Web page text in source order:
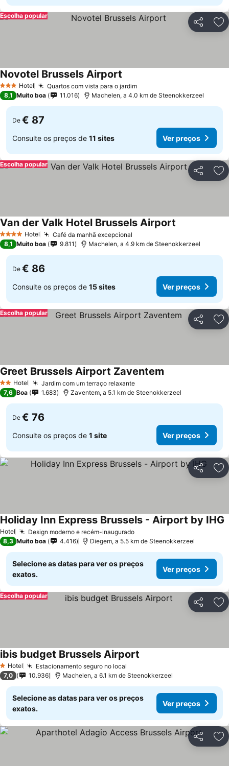
Partilhar
Escolha popular
3 EstrelasHotel Quartos com vista para o jardim
Novotel Brussels Airport
8,1 Muito boa 11.016 Machelen, a 4.0 km de Steenokkerzeel
De € 87
Consulte os preços de 11 sites Ver preços
Partilhar
Escolha popular
4 EstrelasHotel Café da manhã excepcional
Van der Valk Hotel Brussels Airport
8,1 Muito boa 9.811 Machelen, a 4.9 km de Steenokkerzeel
De € 86
Consulte os preços de 15 sites Ver preços
Partilhar
Escolha popular
2 Estrelas
Hotel Jardim com um terraço relaxante
Greet Brussels Airport Zaventem
7,6 Boa 1.683 Zaventem, a 5.1 km de Steenokkerzeel
De € 76
Consulte os preços de 1 site Ver preços
Partilhar
Hotel Design moderno e recém-inaugurado
Holiday Inn Express Brussels - Airport by IHG
8,3 Muito boa 4.416 Diegem, a 5.5 km de Steenokkerzeel
Selecione as datas para ver os preços
exatos.
Ver preços
Partilhar
Escolha popular
1 Estrelas
Hotel Estacionamento seguro no local
ibis budget Brussels Airport
7,0 10.936 Machelen, a 6.1 km de Steenokkerzeel
Selecione as datas para ver os preços
exatos.
Ver preços
Partilhar